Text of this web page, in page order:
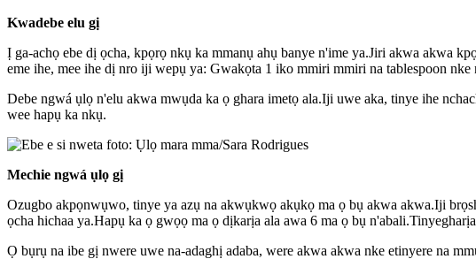
Kwadebe elu gị
Ị ga-achọ ebe dị ọcha, kpọrọ nkụ ka mmanụ ahụ banye n'ime ya.Jiri akwa akwa
eme ihe, mee ihe dị nro iji wepụ ya: Gwakọta 1 iko mmiri mmiri na tablespoon nke
Debe ngwá ụlọ n'elu akwa mwụda ka ọ ghara imetọ ala.Iji uwe aka, tinye ihe
wee hapụ ka nkụ.
Mechie ngwá ụlọ gị
Ozugbo akpọnwụwo, tinye ya azụ na akwụkwọ akụkọ ma ọ bụ akwa akwa.Iji
ọcha hichaa ya.Hapụ ka ọ gwọọ ma ọ dịkarịa ala awa 6 ma ọ bụ
Ọ bụrụ na ibe gị nwere uwe na-adaghị adaba, were akwa akwa nke etinyere na